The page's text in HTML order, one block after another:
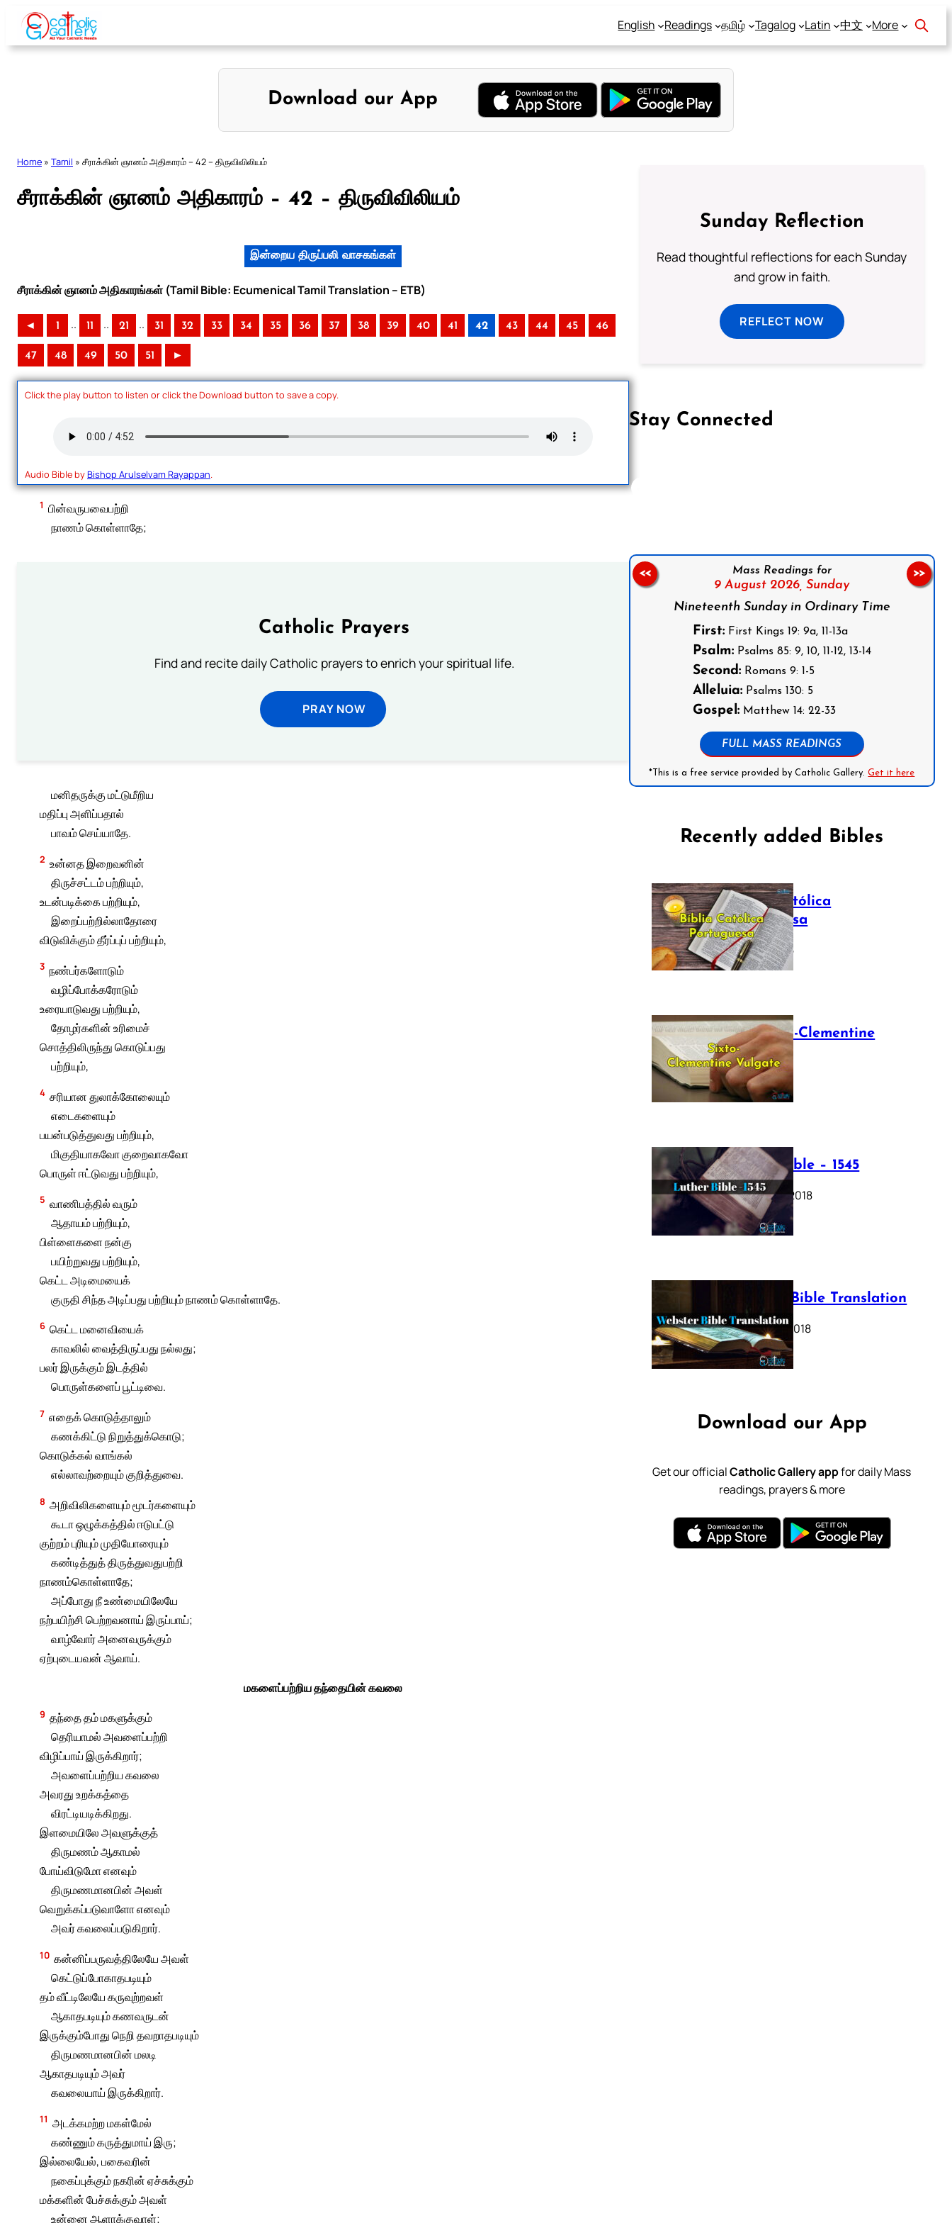
Skip
content
English Readings தமிழ் Tagalog Latin 中文 More
Download our App
Home » Tamil » சீராக்கின் ஞானம் அதிகாரம் – 42 – திருவிவிலியம்
சீராக்கின் ஞானம் அதிகாரம் – 42 – திருவிவிலியம்
இன்றைய திருப்பலி வாசகங்கள்
சீராக்கின் ஞானம் அதிகாரங்கள் (Tamil Bible: Ecumenical Tamil Translation – ETB)
◄ 1 .. 11 .. 21 .. 31 32 33 34 35 36 37 38 39 40 41 42 43 44 45 46
47 48 49 50 51 ►
Click the play button to listen or click the Download button to save a copy.
Audio Bible byBishop Arulselvam Rayappan.
1 பின்வருபவைபற்றி
நாணம் கொள்ளாதே;
Catholic Prayers
Find and recite daily Catholic prayers to enrich your spiritual life.
PRAY NOW
மனிதருக்கு மட்டுமீறிய
மதிப்பு அளிப்பதால்
பாவம் செய்யாதே.
2 உன்னத இறைவனின்
திருச்சட்டம் பற்றியும்,
உடன்படிக்கை பற்றியும்,
இறைப்பற்றில்லாதோரை
விடுவிக்கும் தீர்ப்புப் பற்றியும்,
3 நண்பர்களோடும்
வழிப்போக்கரோடும்
உரையாடுவது பற்றியும்,
தோழர்களின் உரிமைச்
சொத்திலிருந்து கொடுப்பது
பற்றியும்,
4 சரியான துலாக்கோலையும்
எடைகளையும்
பயன்படுத்துவது பற்றியும்,
மிகுதியாகவோ குறைவாகவோ
பொருள் ஈட்டுவது பற்றியும்,
5 வாணிபத்தில் வரும்
ஆதாயம் பற்றியும்,
பிள்ளைகளை நன்கு
பயிற்றுவது பற்றியும்,
கெட்ட அடிமையைக்
குருதி சிந்த அடிப்பது பற்றியும் நாணம் கொள்ளாதே.
6 கெட்ட மனைவியைக்
காவலில் வைத்திருப்பது நல்லது;
பலர் இருக்கும் இடத்தில்
பொருள்களைப் பூட்டிவை.
7 எதைக் கொடுத்தாலும்
கணக்கிட்டு நிறுத்துக்கொடு;
கொடுக்கல் வாங்கல்
எல்லாவற்றையும் குறித்துவை.
8 அறிவிலிகளையும் மூடர்களையும்
கூடா ஒழுக்கத்தில் ஈடுபட்டு
குற்றம் புரியும் முதியோரையும்
கண்டித்துத் திருத்துவதுபற்றி
நாணம்கொள்ளாதே;
அப்போது நீ உண்மையிலேயே
நற்பயிற்சி பெற்றவனாய் இருப்பாய்;
வாழ்வோர் அனைவருக்கும்
ஏற்புடையவன் ஆவாய்.
மகளைப்பற்றிய தந்தையின் கவலை
9 தந்தை தம் மகளுக்கும்
தெரியாமல் அவளைப்பற்றி
விழிப்பாய் இருக்கிறார்;
அவளைப்பற்றிய கவலை
அவரது உறக்கத்தை
விரட்டியடிக்கிறது.
இளமையிலே அவளுக்குத்
திருமணம் ஆகாமல்
போய்விடுமோ எனவும்
திருமணமானபின் அவள்
வெறுக்கப்படுவாளோ எனவும்
அவர் கவலைப்படுகிறார்.
10 கன்னிப்பருவத்திலேயே அவள்
கெட்டுப்போகாதபடியும்
தம் வீட்டிலேயே கருவுற்றவள்
ஆகாதபடியும் கணவருடன்
இருக்கும்போது நெறி தவறாதபடியும்
திருமணமானபின் மலடி
ஆகாதபடியும் அவர்
கவலையாய் இருக்கிறார்.
11 அடக்கமற்ற மகள்மேல்
கண்ணும் கருத்துமாய் இரு;
இல்லையேல், பகைவரின்
நகைப்புக்கும் நகரின் ஏச்சுக்கும்
மக்களின் பேச்சுக்கும் அவள்
உன்னை ஆளாக்குவாள்;
Sunday Reflection
Read thoughtful reflections for each Sunday
and grow in faith.
REFLECT NOW
Stay Connected
Follow us on Facebook
Mass Readings for
9 August 2026, Sunday
Nineteenth Sunday in Ordinary Time
First:First Kings 19: 9a, 11-13a
Psalm:Psalms 85: 9, 10, 11-12, 13-14
Second:Romans 9: 1-5
Alleluia:Psalms 130: 5
Gospel:Matthew 14: 22-33
FULL MASS READINGS
*This is a free service provided by Catholic Gallery.Get it here
<< >>
Recently added Bibles
Bíblia Católica
Portuguesa
July 16, 2025
The Sixto-Clementine
Vulgate
July 12, 2025
Luther Bible – 1545
October 17, 2018
Webster Bible Translation
October 11, 2018
Download our App
Get our officialCatholic Gallery appfor daily Mass
readings, prayers & more